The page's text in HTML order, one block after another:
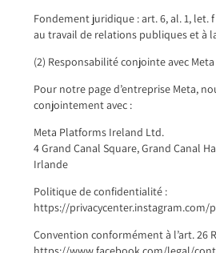
Fondement juridique : art. 6, al. 1, let.
au travail de relations publiques et à
(2) Responsabilité conjointe avec Meta
Pour notre page d’entreprise Meta,
conjointement avec :
Meta Platforms Ireland Ltd.
4 Grand Canal Square, Grand Canal
Irlande
Politique de confidentialité :
https://privacycenter.instagram.com/
Convention conformément à l’art. 26